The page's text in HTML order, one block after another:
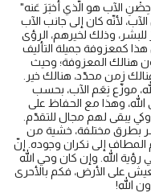
حِضْنِ الآب هو الَّذي أَخبَرَ عَنه"
الآب، لأنّه كان إلى جانب الآب
وذلك لخيرهم، الرؤى
هذا كمعزوفة جميلة التأليف
هنالك المعزوفة؛ وحيث
زمن محدّد، هنالك خير.
موزّع نِعَم الآب، بحسب
الله، وهذا مع الحفاظ على
وكي يبقى لهم مجال للتقدّم.
بطرق مختلفة، خشية من
المطاف إلى نكران وجوده. إنّ
رؤية الله. وإن كان وحي الله
على الأرض، فكم بالأحرى
الله!